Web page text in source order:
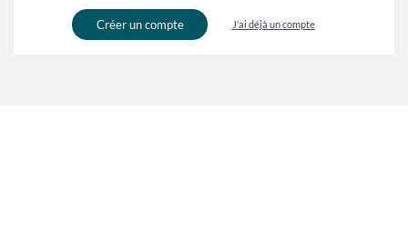
Créer un compte J’ai déjà un compte